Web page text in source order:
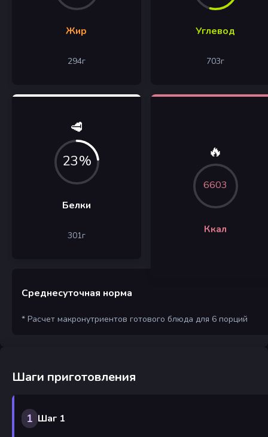
Жир
294г
Углевод
703г
🥩
23%
Белки
301г
🔥
6603
Ккал
Среднесуточная норма
* Расчет макронутриентов готового блюда для 6 порций
Шаги приготовления
1 Шаг 1